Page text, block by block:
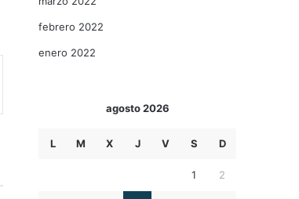
febrero 2022
enero 2022
agosto 2026
L M X J V S D
1 2